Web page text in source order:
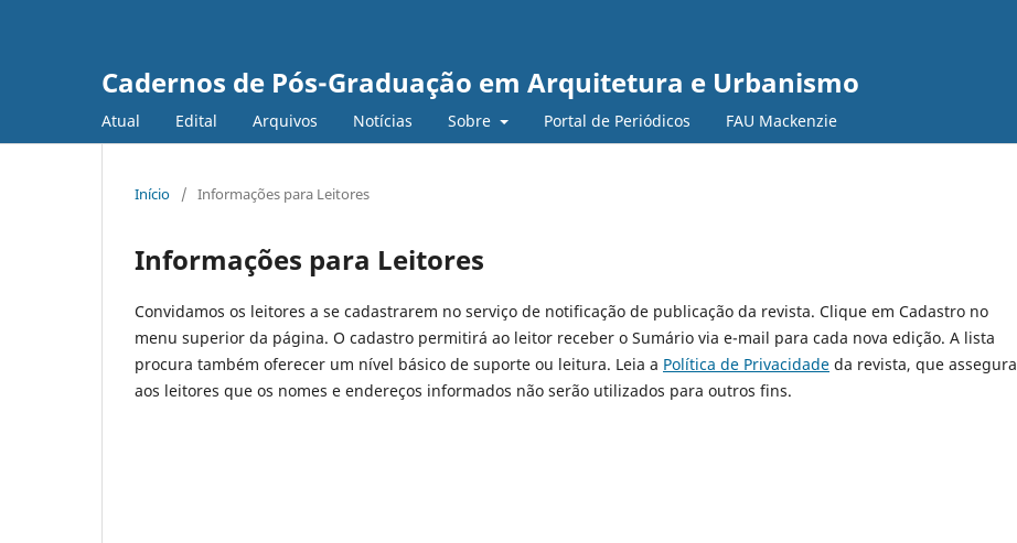
Cadernos de Pós-Graduação em Arquitetura e Urbanismo
Atual Edital Arquivos Notícias Sobre Portal de Periódicos FAU Mackenzie
Início / Informações para Leitores
Informações para Leitores
Convidamos os leitores a se cadastrarem no serviço de notificação de publicação da revista. Clique em Cadastro no
menu superior da página. O cadastro permitirá ao leitor receber o Sumário via e-mail para cada nova edição. A lista
procura também oferecer um nível básico de suporte ou leitura. Leia a Política de Privacidade da revista, que assegura
aos leitores que os nomes e endereços informados não serão utilizados para outros fins.